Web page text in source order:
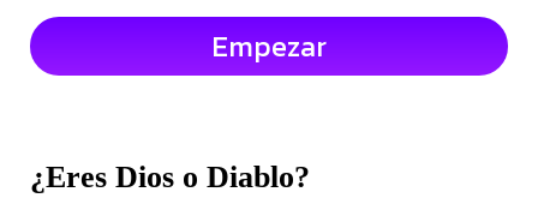
Empezar
¿Eres Dios o Diablo?